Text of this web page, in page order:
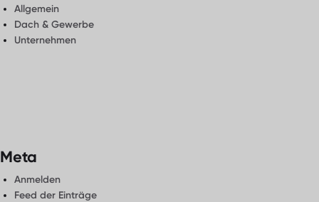
Allgemein
Dach & Gewerbe
Unternehmen
Meta
Anmelden
Feed der Einträge